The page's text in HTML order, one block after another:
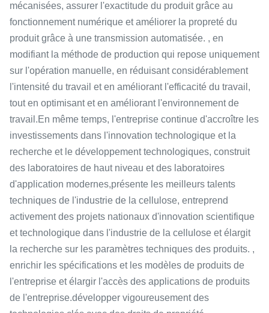
mécanisées, assurer l'exactitude du produit grâce au
fonctionnement numérique et améliorer la propreté du
produit grâce à une transmission automatisée. , en
modifiant la méthode de production qui repose uniquement
sur l'opération manuelle, en réduisant considérablement
l'intensité du travail et en améliorant l'efficacité du travail,
tout en optimisant et en améliorant l'environnement de
travail.En même temps, l'entreprise continue d'accroître les
investissements dans l'innovation technologique et la
recherche et le développement technologiques, construit
des laboratoires de haut niveau et des laboratoires
d'application modernes,présente les meilleurs talents
techniques de l'industrie de la cellulose, entreprend
activement des projets nationaux d'innovation scientifique
et technologique dans l'industrie de la cellulose et élargit
la recherche sur les paramètres techniques des produits. ,
enrichir les spécifications et les modèles de produits de
l'entreprise et élargir l'accès des applications de produits
de l'entreprise.développer vigoureusement des